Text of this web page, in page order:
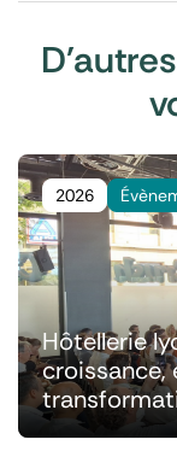
2026
Hôtellerie
croissance,